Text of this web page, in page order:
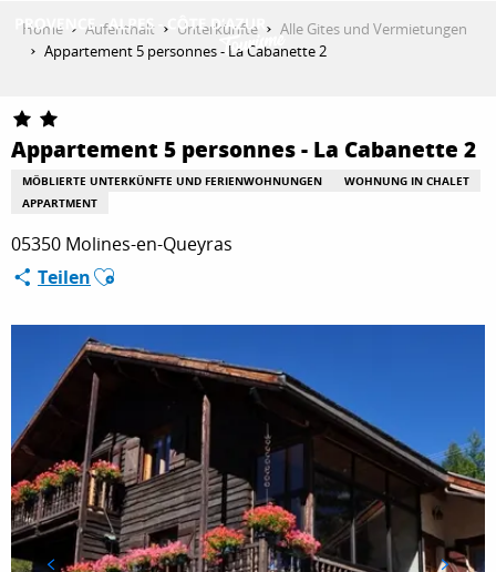
contenu
ENTDECKEN
AKTIVITÄTEN
AUFENTHALT
ESPACE PRO
Home Aufenthalt Unterkünfte
Alle Gites und Vermietungen
Appartement 5 personnes - La Cabanette 2
Appartement 5 personnes - La Cabanette 2
MÖBLIERTE UNTERKÜNFTE UND FERIENWOHNUNGEN
WOHNUNG IN CHALET
APPARTMENT
05350 Molines-en-Queyras
TeilenAjouter aux favoris